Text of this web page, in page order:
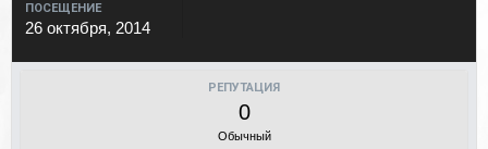
ПОСЕЩЕНИЕ
26 октября, 2014
РЕПУТАЦИЯ
0
Обычный